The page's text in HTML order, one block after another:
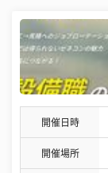
開催日時
開催場所